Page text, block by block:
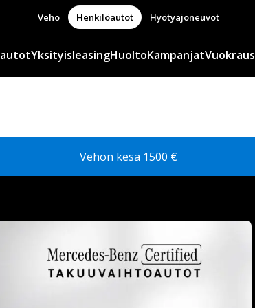
Veho Henkilöautot Hyötyajoneuvot
YksityisleasingHuoltoKampanjatVuokraus
Vehon kesä 1500 €